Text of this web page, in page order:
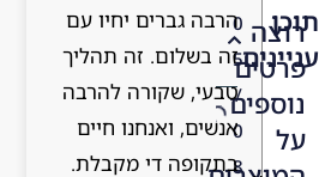
רוצה
פרטים
נוספים
על
0
5
/
0
8
תוכן
עניינים
הרבה גברים יחיו עם
זה בשלום. זה תהליך
טבעי, שקורה להרבה
אנשים, ואנחנו חיים
בתקופה די מקבלת.